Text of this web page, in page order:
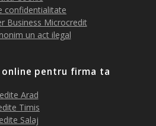
confidentialitate
Business Microcredit
un act ilegal
pentru firma ta
Arad
Timis
Salaj